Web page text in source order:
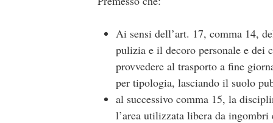
Ai sensi dell’art. 17, comma 14,
pulizia e il decoro personale e dei
provvedere al trasporto a fine
per tipologia, lasciando il suolo
al successivo comma 15, la
l’area utilizzata libera da